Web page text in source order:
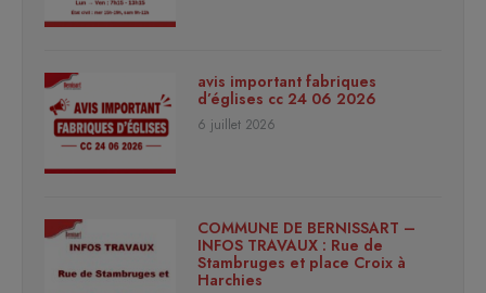
avis important fabriques
d’églises cc 24 06 2026
6 juillet 2026
COMMUNE DE BERNISSART –
INFOS TRAVAUX : Rue de
Stambruges et place Croix à
Harchies